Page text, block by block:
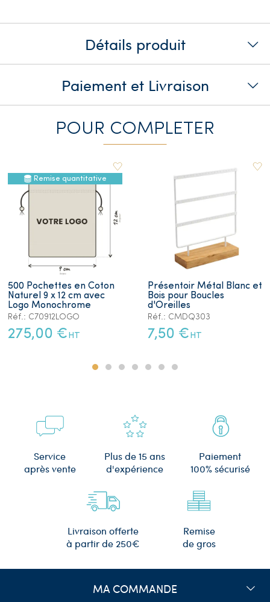
Détails produit
Paiement et Livraison
POUR COMPLETER
Remise quantitative
500 Pochettes en Coton
Naturel 9 x 12 cm avec
Logo Monochrome
Réf.: C70912LOGO
275,00 € HT
Présentoir Métal Blanc et
Bois pour Boucles
d'Oreilles
Réf.: CMDQ303
7,50 € HT
Service
après vente
Plus de 15 ans
d'expérience
Paiement
100% sécurisé
Livraison offerte
à partir de 250€
Remise
de gros
MA COMMANDE